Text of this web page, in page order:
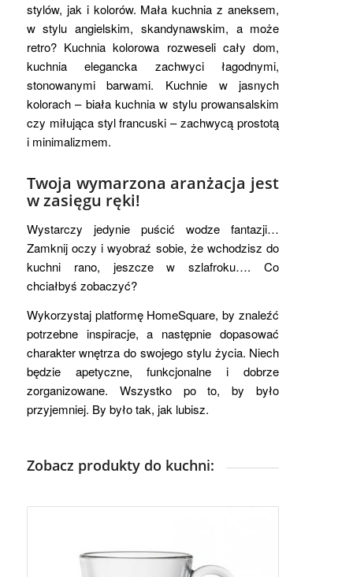
stylów, jak i kolorów. Mała kuchnia z aneksem,
w stylu angielskim, skandynawskim, a może
retro? Kuchnia kolorowa rozweseli cały dom,
kuchnia elegancka zachwyci łagodnymi,
stonowanymi barwami. Kuchnie w jasnych
kolorach – biała kuchnia w stylu prowansalskim
czy miłująca styl francuski – zachwycą prostotą
i minimalizmem.
Twoja wymarzona aranżacja jest
w zasięgu ręki!
Wystarczy jedynie puścić wodze fantazji…
Zamknij oczy i wyobraź sobie, że wchodzisz do
kuchni rano, jeszcze w szlafroku…. Co
chciałbyś zobaczyć?
Wykorzystaj platformę HomeSquare, by znaleźć
potrzebne inspiracje, a następnie dopasować
charakter wnętrza do swojego stylu życia. Niech
będzie apetyczne, funkcjonalne i dobrze
zorganizowane. Wszystko po to, by było
przyjemniej. By było tak, jak lubisz.
Zobacz produkty do kuchni: